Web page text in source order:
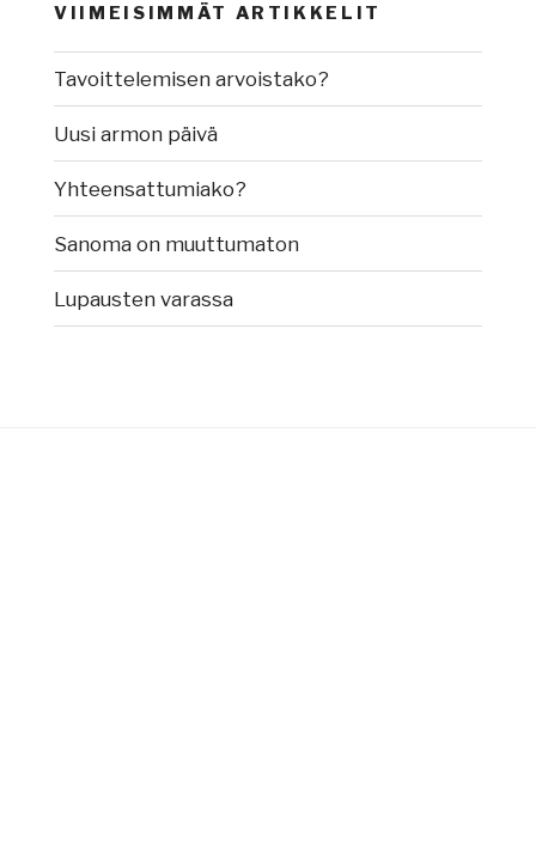
VIIMEISIMMÄT ARTIKKELIT
Tavoittelemisen arvoistako?
Uusi armon päivä
Yhteensattumiako?
Sanoma on muuttumaton
Lupausten varassa